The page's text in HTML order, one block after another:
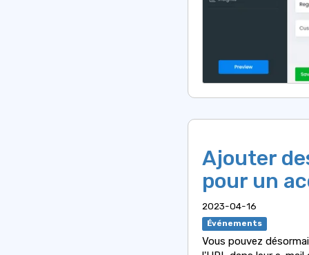
Ajouter
pour un
2023-04-16
Événements
Vous pouvez